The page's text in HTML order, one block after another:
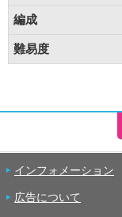
編成
難易度
インフォメーション
広告について